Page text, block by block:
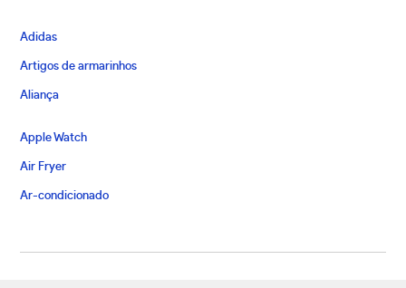
Adidas
Artigos de armarinhos
Aliança
Apple Watch
Air Fryer
Ar-condicionado